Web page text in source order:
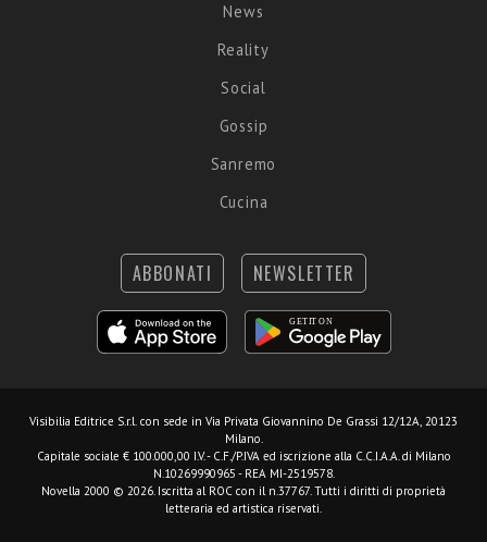
News
Reality
Social
Gossip
Sanremo
Cucina
ABBONATI NEWSLETTER
Visibilia Editrice S.r.l. con sede in Via Privata Giovannino De Grassi 12/12A, 20123
Milano.
Capitale sociale € 100.000,00 I.V. - C.F./P.IVA ed iscrizione alla C.C.I.A.A. di Milano
N.10269990965 - REA MI-2519578.
Novella 2000 © 2026. Iscritta al ROC con il n.37767. Tutti i diritti di proprietà
letteraria ed artistica riservati.